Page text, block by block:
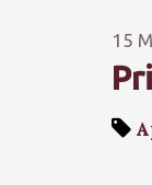
15